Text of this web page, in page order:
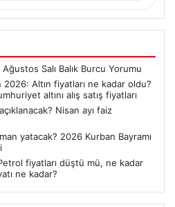
Salı Balık Burcu Yorumu
2026: Altın fiyatları ne kadar oldu?
altını alış satış fiyatları
Nisan ayı faiz
yatacak? 2026 Kurban Bayramı
fiyatları düştü mü, ne kadar
ne kadar?